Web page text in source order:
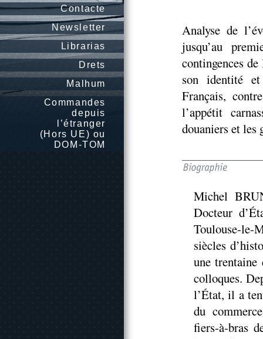
Contacte
Newsletter
Librarias
Drets
Malhum
Commandes
depuis
l’étranger
(Hors UE) ou
DOM-TOM
Analyse de
jusqu’au
contingences
son identité
Français,
l’appétit
douaniers et les
Michel
Docteur
Toulouse-le-
siècles
une trentaine
colloques.
l’État, il a
du
fiers-à-bras